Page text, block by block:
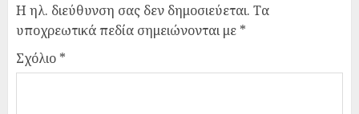
Η ηλ. διεύθυνση σας δεν δημοσιεύεται. Τα
υποχρεωτικά πεδία σημειώνονται με *
Σχόλιο *